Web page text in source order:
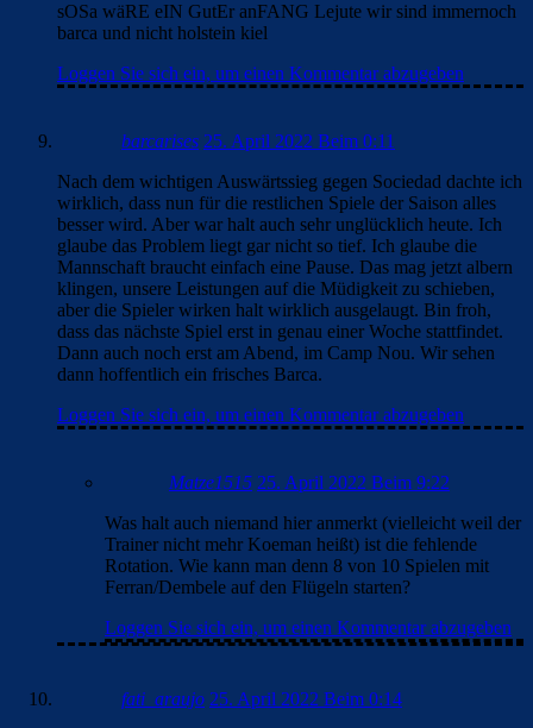
sOSa wäRE eIN GutEr anFANG Lejute wir sind immernoch
barca und nicht holstein kiel
Loggen Sie sich ein, um einen Kommentar abzugeben
barcarises 25. April 2022 Beim 0:11
Nach dem wichtigen Auswärtssieg gegen Sociedad dachte ich
wirklich, dass nun für die restlichen Spiele der Saison alles
besser wird. Aber war halt auch sehr unglücklich heute. Ich
glaube das Problem liegt gar nicht so tief. Ich glaube die
Mannschaft braucht einfach eine Pause. Das mag jetzt albern
klingen, unsere Leistungen auf die Müdigkeit zu schieben,
aber die Spieler wirken halt wirklich ausgelaugt. Bin froh,
dass das nächste Spiel erst in genau einer Woche stattfindet.
Dann auch noch erst am Abend, im Camp Nou. Wir sehen
dann hoffentlich ein frisches Barca.
Loggen Sie sich ein, um einen Kommentar abzugeben
Matze1515 25. April 2022 Beim 9:22
Was halt auch niemand hier anmerkt (vielleicht weil der
Trainer nicht mehr Koeman heißt) ist die fehlende
Rotation. Wie kann man denn 8 von 10 Spielen mit
Ferran/Dembele auf den Flügeln starten?
Loggen Sie sich ein, um einen Kommentar abzugeben
fati_araujo 25. April 2022 Beim 0:14